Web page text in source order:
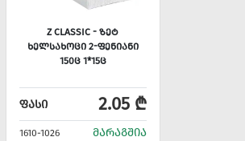
Z CLASSIC - ᲖᲔᲢ
ᲮᲔᲚᲡᲐᲮᲝᲪᲘ 2-ᲤᲔᲜᲘᲐᲜᲘ
150Ც 1*15Ც
ᲤᲐᲡᲘ 2.05 ₾
1610-1026 ᲛᲐᲠᲐᲒᲨᲘᲐ